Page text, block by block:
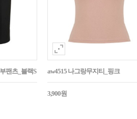
팬츠_블랙S aw4515 나그랑무지티_핑크
3,900원